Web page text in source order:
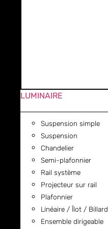
LUMINAIRE
Suspension simple
Suspension
Chandelier
Semi-plafonnier
Rail système
Projecteur sur rail
Plafonnier
Linéaire / Îlot / Billard
Ensemble dirigeable